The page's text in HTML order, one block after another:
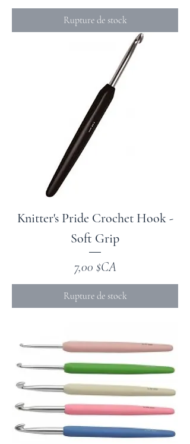
Rupture de stock
Knitter's Pride Crochet Hook -
Soft Grip
Prix
7,00 $CA
Rupture de stock